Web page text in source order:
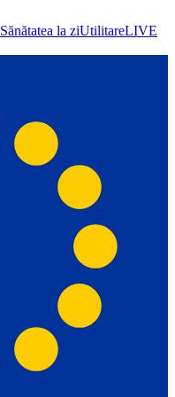
Sănătatea la ziUtilitareLIVE